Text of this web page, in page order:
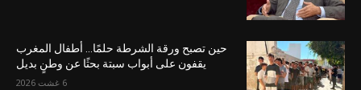
حين تصبح ورقة الشرطة حلمًا… أطفال المغرب
يقفون على أبواب سبتة بحثًا عن وطنٍ بديل
6 غشت 2026